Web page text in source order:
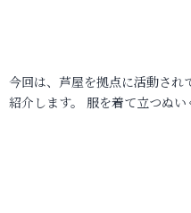
今回は、芦屋を拠点に活動され
紹介します。 服を着て立つぬ